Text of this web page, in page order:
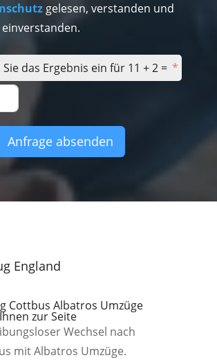
gelesen, verstanden und
das Ergebnis ein für 11 + 2 =
Anfrage absenden
England
Cottbus Albatros Umzüge
zur Seite
Wechsel nach
mit Albatros Umzüge.